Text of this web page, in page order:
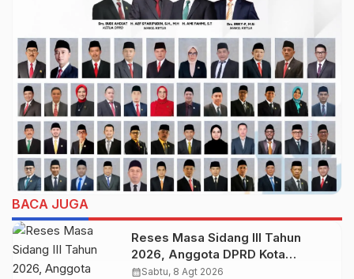
BACA JUGA
Reses Masa Sidang III Tahun
2026, Anggota DPRD Kota
Probolinggo Fraksi Partai
calendar_monthSabtu, 8 Agt 2026